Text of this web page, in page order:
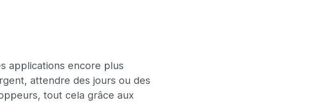
applications encore plus
attendre des jours ou des
tout cela grâce aux